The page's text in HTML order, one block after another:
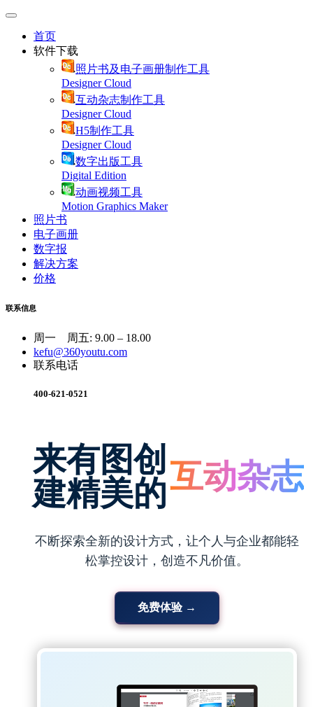
首页
软件下载
照片书及电子画册制作工具
Designer Cloud
互动杂志制作工具
Designer Cloud
H5制作工具
Designer Cloud
数字出版工具
Digital Edition
动画视频工具
Motion Graphics Maker
照片书
电子画册
数字报
解决方案
价格
联系信息
周一 周五: 9.00 – 18.00
kefu@360youtu.com
联系电话
400-621-0521
来有图创
建精美的互动杂志
台历挂历
数字报刊
动图视频
不断探索全新的设计方式，让个人与企业都能轻
松掌控设计，创造不凡价值。
免费体验 →